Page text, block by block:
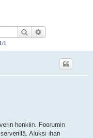
Etsi
/1
henkiin. Foorumin
Aluksi ihan